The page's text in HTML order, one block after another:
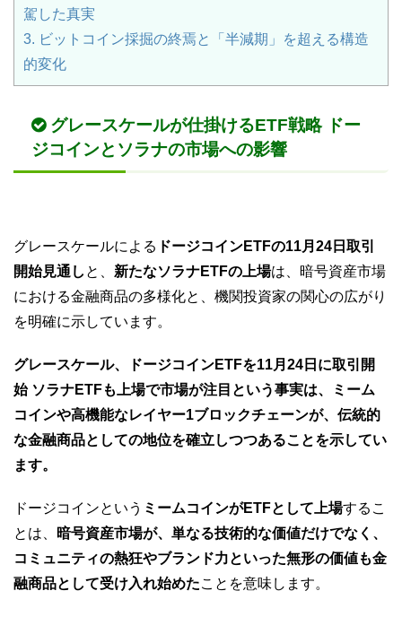
駕した真実
3. ビットコイン採掘の終焉と「半減期」を超える構造
的変化
グレースケールが仕掛けるETF戦略 ドー
ジコインとソラナの市場への影響
グレースケールによる ドージコインETFの11月24日取引
開始見通し と、 新たなソラナETFの上場は、暗号資産市場
における金融商品の多様化と、機関投資家の関心の広がり
を明確に示しています。
グレースケール、ドージコインETFを11月24日に取引開
始 ソラナETFも上場で市場が注目という事実は、ミーム
コインや高機能なレイヤー1ブロックチェーンが、伝統的
な金融商品としての地位を確立しつつあることを示してい
ます。
ドージコインという ミームコインがETFとして上場するこ
とは、
暗号資産市場が、単なる技術的な価値だけでなく、
コミュニティの熱狂やブランド力といった無形の価値も金
融商品として受け入れ始めたことを意味します。